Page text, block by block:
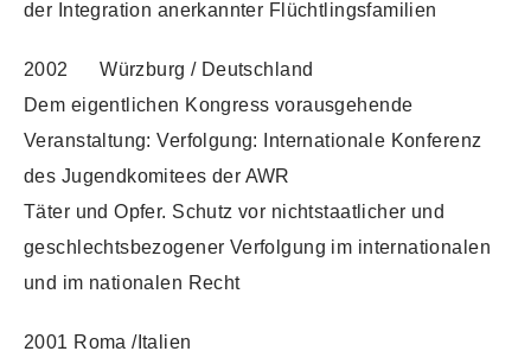
der Integration anerkannter Flüchtlingsfamilien
2002 Würzburg / Deutschland
Dem eigentlichen Kongress vorausgehende
Veranstaltung: Verfolgung: Internationale Konferenz
des Jugendkomitees der AWR
Täter und Opfer. Schutz vor nichtstaatlicher und
geschlechtsbezogener Verfolgung im internationalen
und im nationalen Recht
2001 Roma /Italien